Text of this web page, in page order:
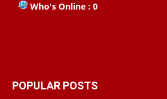
Who's Online : 0
POPULAR POSTS